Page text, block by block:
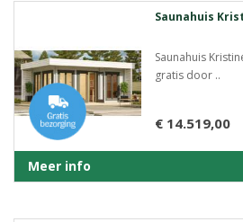
Saunahuis
Saunahuis
gratis door ..
€ 14.519,00
Meer info